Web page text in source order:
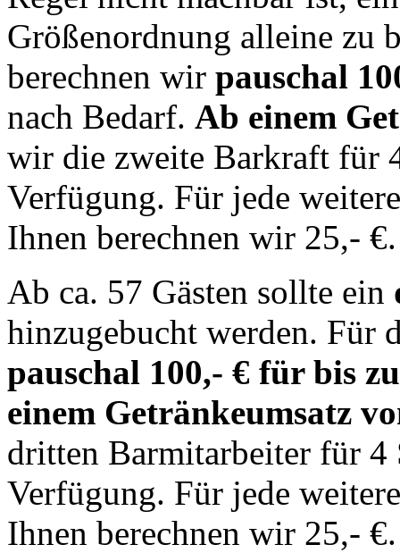
Größenordnung alleine zu
berechnen wir pauschal
nach Bedarf. Ab einem
wir die zweite Barkraft für
Verfügung. Für jede
Ihnen berechnen wir 25,- €.
Ab ca. 57 Gästen sollte ein
hinzugebucht werden. Für
pauschal 100,- € für bis
einem Getränkeumsatz
dritten Barmitarbeiter für 4
Verfügung. Für jede
Ihnen berechnen wir 25,- €.